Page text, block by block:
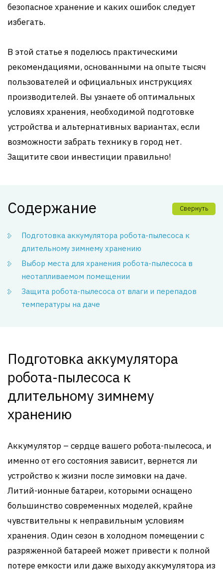
безопасное хранение и каких ошибок следует
избегать.
В этой статье я поделюсь практическими
рекомендациями, основанными на опыте тысяч
пользователей и официальных инструкциях
производителей. Вы узнаете об оптимальных
условиях хранения, необходимой подготовке
устройства и альтернативных вариантах, если
возможности забрать технику в город нет.
Защитите свои инвестиции правильно!
Содержание Свернуть
Подготовка аккумулятора робота-пылесоса к
длительному зимнему хранению
Выбор места для хранения робота-пылесоса в
неотапливаемом помещении
Защита робота-пылесоса от влаги и перепадов
температуры на даче
Подготовка аккумулятора
робота-пылесоса к
длительному зимнему
хранению
Аккумулятор – сердце вашего робота-пылесоса, и
именно от его состояния зависит, вернется ли
устройство к жизни после зимовки на даче.
Литий-ионные батареи, которыми оснащено
большинство современных моделей, крайне
чувствительны к неправильным условиям
хранения. Один сезон в холодном помещении с
разряженной батареей может привести к полной
потере емкости или даже выходу аккумулятора из